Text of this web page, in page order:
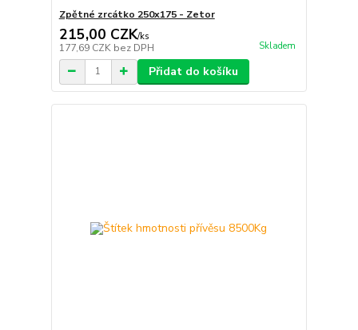
Zpětné zrcátko 250x175 - Zetor
215,00 CZK/ks
177,69 CZK bez DPH Skladem
Přidat do košíku